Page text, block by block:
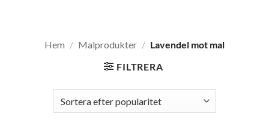
Hem / Malprodukter / Lavendel mot mal
FILTRERA